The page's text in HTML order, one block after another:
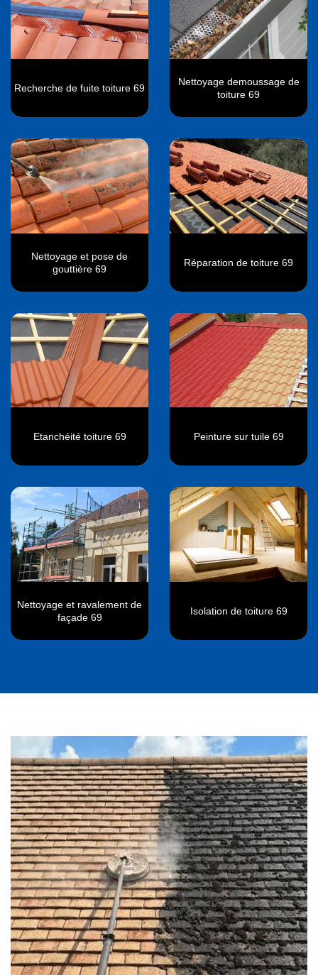
Recherche de fuite toiture 69
Nettoyage demoussage de
toiture 69
Nettoyage et pose de
gouttière 69
Réparation de toiture 69
Etanchéité toiture 69 Peinture sur tuile 69
Nettoyage et ravalement de
façade 69
Isolation de toiture 69